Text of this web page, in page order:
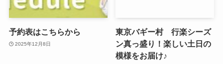
予約表はこちらから
2025年12月8日
東京バギー村 行楽シーズ
ン真っ盛り！楽しい土日の
模様をお届け♪